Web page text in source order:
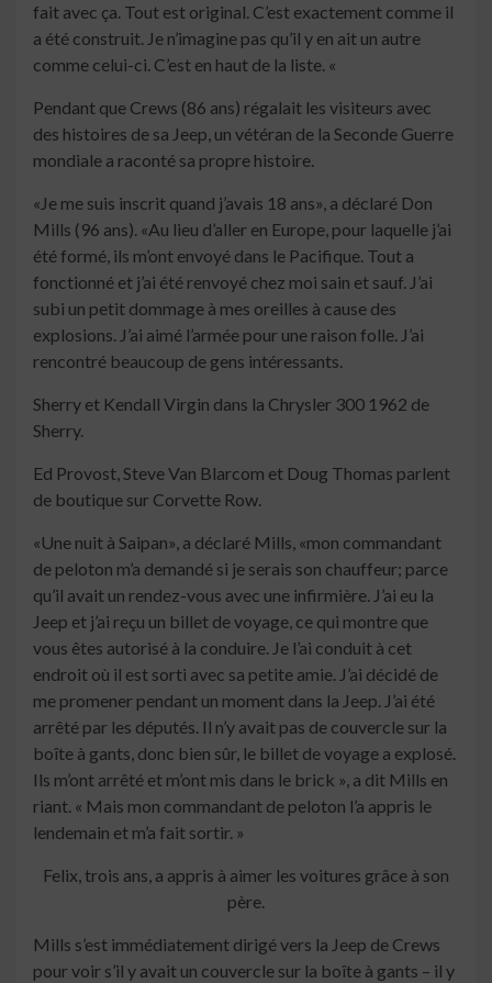
fait avec ça. Tout est original. C’est exactement comme il
a été construit. Je n’imagine pas qu’il y en ait un autre
comme celui-ci. C’est en haut de la liste. «
Pendant que Crews (86 ans) régalait les visiteurs avec
des histoires de sa Jeep, un vétéran de la Seconde Guerre
mondiale a raconté sa propre histoire.
«Je me suis inscrit quand j’avais 18 ans», a déclaré Don
Mills (96 ans). «Au lieu d’aller en Europe, pour laquelle j’ai
été formé, ils m’ont envoyé dans le Pacifique. Tout a
fonctionné et j’ai été renvoyé chez moi sain et sauf. J’ai
subi un petit dommage à mes oreilles à cause des
explosions. J’ai aimé l’armée pour une raison folle. J’ai
rencontré beaucoup de gens intéressants.
Sherry et Kendall Virgin dans la Chrysler 300 1962 de
Sherry.
Ed Provost, Steve Van Blarcom et Doug Thomas parlent
de boutique sur Corvette Row.
«Une nuit à Saipan», a déclaré Mills, «mon commandant
de peloton m’a demandé si je serais son chauffeur; parce
qu’il avait un rendez-vous avec une infirmière. J’ai eu la
Jeep et j’ai reçu un billet de voyage, ce qui montre que
vous êtes autorisé à la conduire. Je l’ai conduit à cet
endroit où il est sorti avec sa petite amie. J’ai décidé de
me promener pendant un moment dans la Jeep. J’ai été
arrêté par les députés. Il n’y avait pas de couvercle sur la
boîte à gants, donc bien sûr, le billet de voyage a explosé.
Ils m’ont arrêté et m’ont mis dans le brick », a dit Mills en
riant. « Mais mon commandant de peloton l’a appris le
lendemain et m’a fait sortir. »
Felix, trois ans, a appris à aimer les voitures grâce à son
père.
Mills s’est immédiatement dirigé vers la Jeep de Crews
pour voir s’il y avait un couvercle sur la boîte à gants – il y